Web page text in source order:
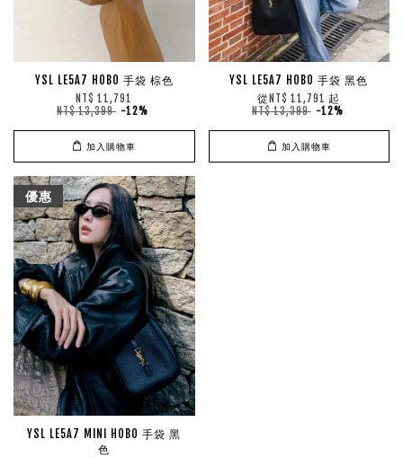
YSL LE5A7 HOBO 手袋 棕色
NT$ 11,791
NT$ 13,399 -12%
加入購物車
YSL LE5A7 HOBO 手袋 黑色
從 NT$ 11,791 起
NT$ 13,399 -12%
加入購物車
優惠
YSL LE5A7 MINI HOBO 手袋 黑
色